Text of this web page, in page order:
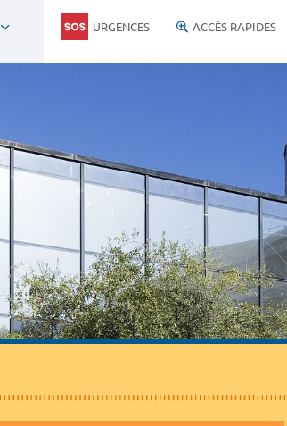
URGENCES ACCÈS RAPIDES